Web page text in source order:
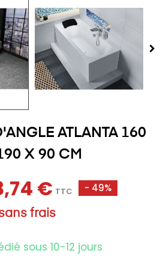
ATLANTA 160
X 90 CM
€ TTC - 49%
frais
sous 10-12 jours